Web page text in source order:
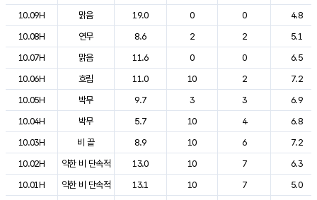
10.09H
맑음 19.0 0 0
4.8
10.08H
연무 8.6 2 2
5.1
10.07H
맑음 11.6 0 0
6.5
10.06H
흐림 11.0 10 2
7.2
10.05H
박무 9.7 3 3
6.9
10.04H
박무 5.7 10 4
6.8
10.03H
비 끝 8.9 10 6
7.2
10.02H
약한 비 단속적 13.0 10 7
6.3
10.01H
약한 비 단속적 13.1 10 7
5.0